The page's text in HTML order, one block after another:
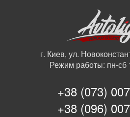
г. Киев, ул.
Режим работы: пн-сб
+38 (073)
+38 (096)